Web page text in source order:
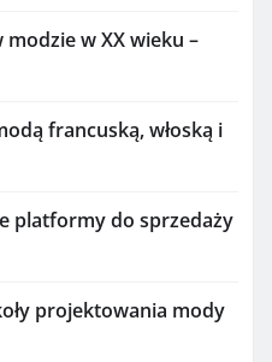
modzie w XX wieku –
francuską, włoską i
platformy do sprzedaży
projektowania mody